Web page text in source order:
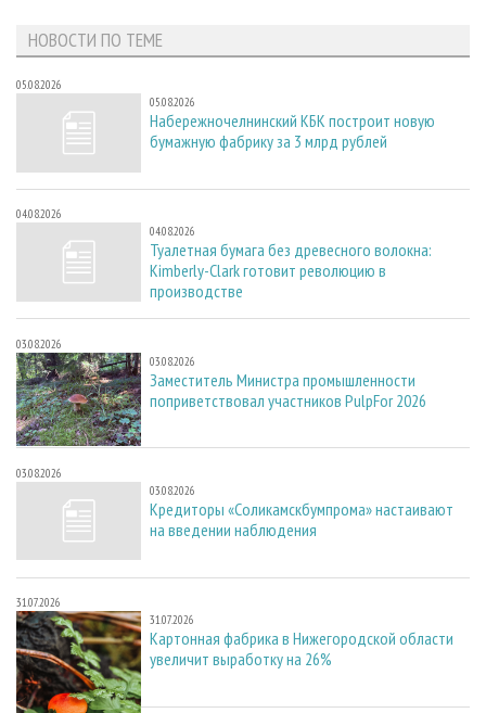
НОВОСТИ ПО ТЕМЕ
05.08.2026
05.08.2026
Набережночелнинский КБК построит новую
бумажную фабрику за 3 млрд рублей
04.08.2026
04.08.2026
Туалетная бумага без древесного волокна:
Kimberly-Clark готовит революцию в
производстве
03.08.2026
03.08.2026
Заместитель Министра промышленности
поприветствовал участников PulpFor 2026
03.08.2026
03.08.2026
Кредиторы «Соликамскбумпрома» настаивают
на введении наблюдения
31.07.2026
31.07.2026
Картонная фабрика в Нижегородской области
увеличит выработку на 26%